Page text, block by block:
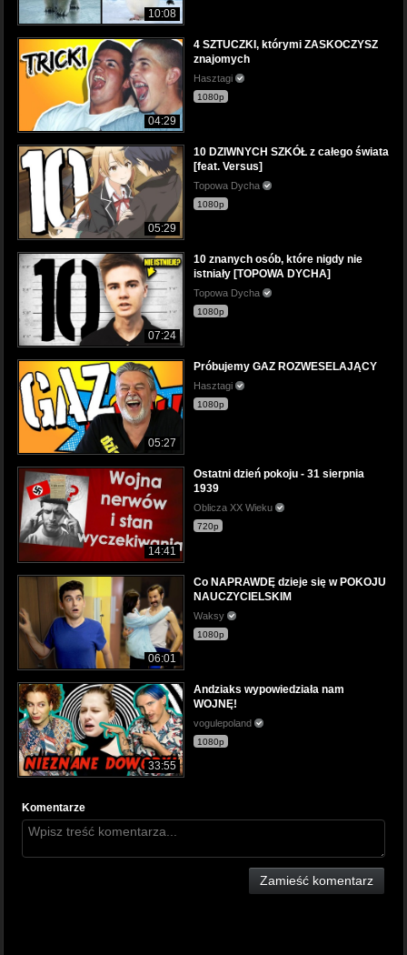
10:08
04:29
4 SZTUCZKI, którymi ZASKOCZYSZ
znajomych
Hasztagi
1080p
05:29
10 DZIWNYCH SZKÓŁ z całego świata
[feat. Versus]
Topowa Dycha
1080p
07:24
10 znanych osób, które nigdy nie
istniały [TOPOWA DYCHA]
Topowa Dycha
1080p
05:27
Próbujemy GAZ ROZWESELAJĄCY
Hasztagi
1080p
14:41
Ostatni dzień pokoju - 31 sierpnia
1939
Oblicza XX Wieku
720p
06:01
Co NAPRAWDĘ dzieje się w POKOJU
NAUCZYCIELSKIM
Waksy
1080p
33:55
Andziaks wypowiedziała nam
WOJNĘ!
vogulepoland
1080p
Komentarze
Zamieść komentarz